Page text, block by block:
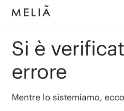
Si è
errore
Mentre lo sistemiamo,